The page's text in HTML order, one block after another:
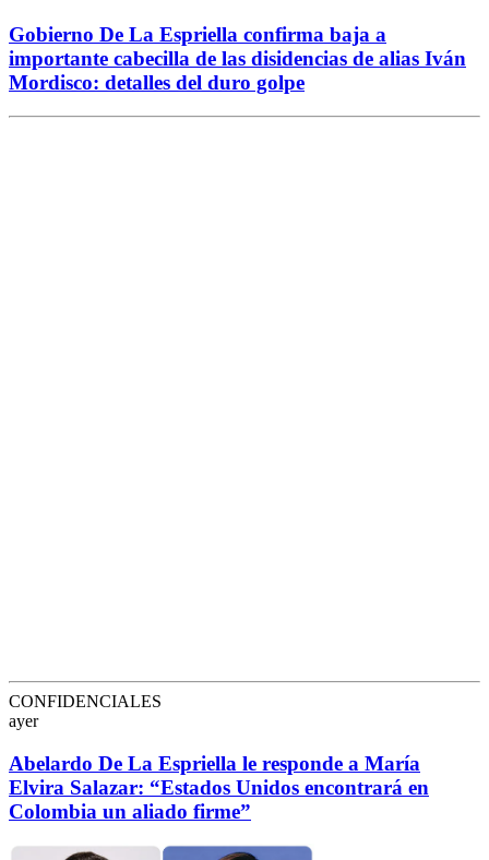
Gobierno De La Espriella confirma baja a
importante cabecilla de las disidencias de alias Iván
Mordisco: detalles del duro golpe
CONFIDENCIALES
ayer
Abelardo De La Espriella le responde a María
Elvira Salazar: “Estados Unidos encontrará en
Colombia un aliado firme”